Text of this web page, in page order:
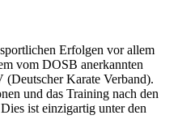
Erfolgen vor allem
vom DOSB anerkannten
Karate Verband).
und das Training nach den
ist einzigartig unter den